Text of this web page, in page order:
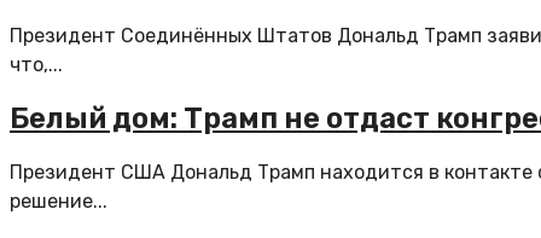
Президент Соединённых Штатов Дональд Трамп
что,...
Белый дом: Трамп не отдаст
Президент США Дональд Трамп находится в контакте
решение...